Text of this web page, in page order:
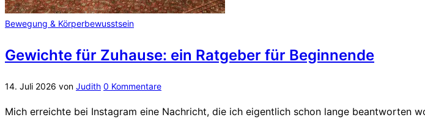
Bewegung & Körperbewusstsein
Gewichte für Zuhause: ein Ratgeber für Beginnende
14. Juli 2026 von Judith 0 Kommentare
Mich erreichte bei Instagram eine Nachricht, die ich eigentlich schon lange beantworten